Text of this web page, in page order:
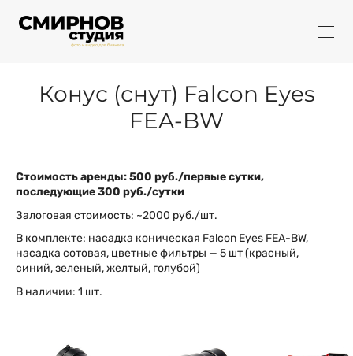
Конус (снут) Falcon Eyes
FEA-BW
Стоимость аренды: 500 руб./первые сутки,
последующие 300 руб./сутки
Залоговая стоимость: ~2000 руб./шт.
В комплекте: насадка коническая Falcon Eyes FEA-BW,
насадка сотовая, цветные фильтры — 5 шт (красный,
синий, зеленый, желтый, голубой)
В наличии: 1 шт.